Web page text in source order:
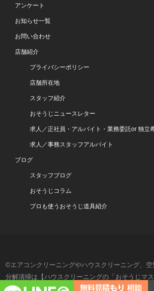
アンケート
お知らせ一覧
お問い合わせ
店舗紹介
プライバシーポリシー
店舗所在地
スタッフ紹介
おそうじニュースレター
求人／正社員・アルバイト・業務委託or 独立
求人／事務スタッフアルバイト
ブログ
スタッフブログ
おそうじコラム
プロも使うおそうじ道具紹介
©エアコンクリーニングやハウスクリーニング、
分解清掃は【ハウスクリーニングの「おそうじマ
崎・湘南・東京）】- All Rights